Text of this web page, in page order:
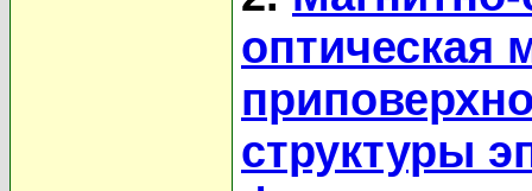
оптическая
структуры